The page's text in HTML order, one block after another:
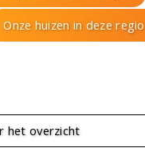
Onze huizen in deze regio
het overzicht